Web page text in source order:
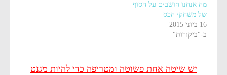
מה אנחנו חושבים על הסוף
של משחקי הכס
16 ביוני 2015
ב-"ביקורות"
יש שיטה אחת פשוטה ומטריפה כדי להיות מגנט